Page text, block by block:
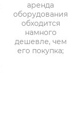
аренда
оборудования
обходится
намного
дешевле, чем
его покупка;